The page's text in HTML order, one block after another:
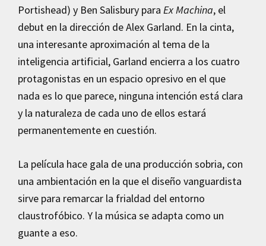
Portishead) y Ben Salisbury para Ex Machina, el
debut en la dirección de Alex Garland. En la cinta,
una interesante aproximación al tema de la
inteligencia artificial, Garland encierra a los cuatro
protagonistas en un espacio opresivo en el que
nada es lo que parece, ninguna intención está clara
y la naturaleza de cada uno de ellos estará
permanentemente en cuestión.
La película hace gala de una producción sobria, con
una ambientación en la que el diseño vanguardista
sirve para remarcar la frialdad del entorno
claustrofóbico. Y la música se adapta como un
guante a eso.